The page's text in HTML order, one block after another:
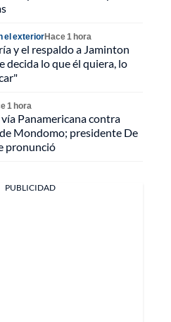
el exteriorHace 1 hora
y el respaldo a Jaminton
decida lo que él quiera, lo
1 hora
Panamericana contra
Mondomo; presidente De
pronunció
PUBLICIDAD